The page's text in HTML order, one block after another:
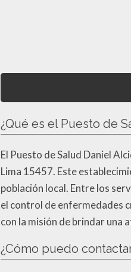
¿Qué es el Puesto de
El Puesto de Salud Daniel
Lima 15457. Este
población local. Entre los
el control de enfermedades
con la misión de brindar una
¿Cómo puedo